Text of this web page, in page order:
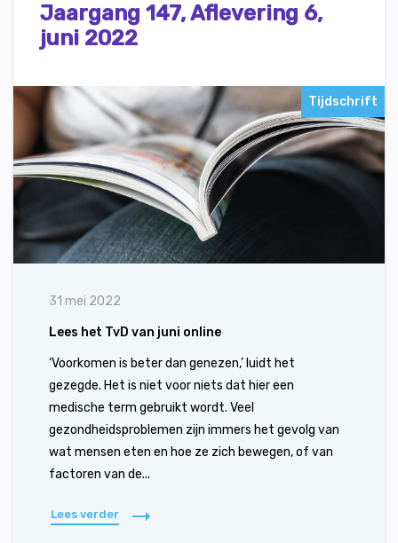
Jaargang 147, Aflevering 6,
juni 2022
Tijdschrift
31 mei 2022
Lees het TvD van juni online
‘Voorkomen is beter dan genezen,’ luidt het
gezegde. Het is niet voor niets dat hier een
medische term gebruikt wordt. Veel
gezondheidsproblemen zijn immers het gevolg van
wat mensen eten en hoe ze zich bewegen, of van
factoren van de...
Lees verder